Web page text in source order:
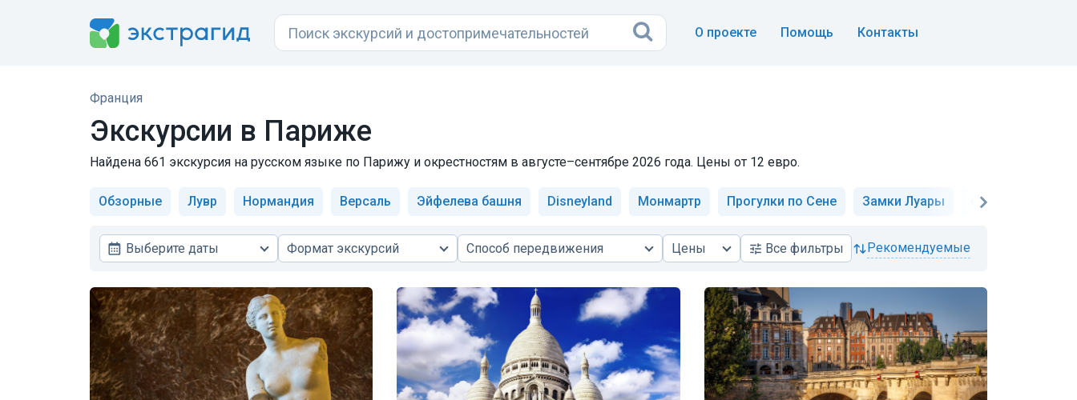
О проекте Помощь Контакты
Франция
Экскурсии в Париже
Найдена 661 экскурсия на русском языке по Парижу и окрестностям в августе–сентябре 2026 года. Цены от 12 евро.
Обзорные Лувр Нормандия Версаль Эйфелева башня Disneyland Монмартр Прогулки по Сене Замки Луары Фотосессии
Выберите даты Формат экскурсий Способ передвижения Цены Всефильтры рекомендуемые